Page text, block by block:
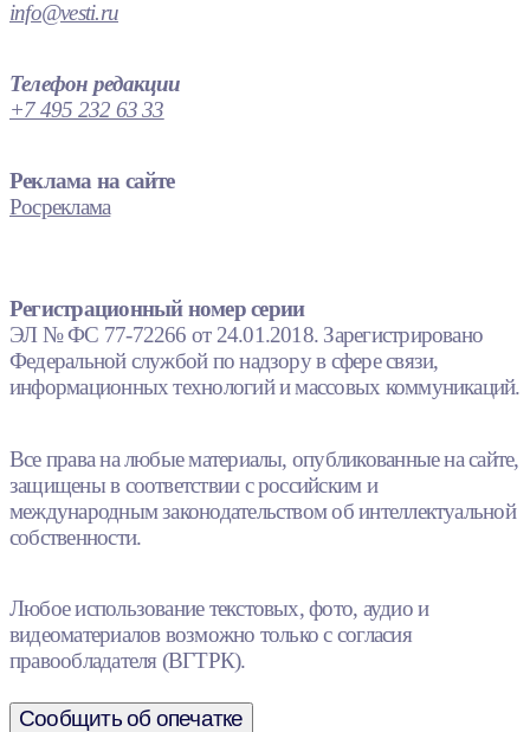
info@vesti.ru
Телефон редакции
+7 495 232 63 33
Реклама на сайте
Росреклама
Регистрационный номер серии
ЭЛ № ФС 77-72266 от 24.01.2018. Зарегистрировано
Федеральной службой по надзору в сфере связи,
информационных технологий и массовых коммуникаций.
Все права на любые материалы, опубликованные на сайте,
защищены в соответствии с российским и
международным законодательством об интеллектуальной
собственности.
Любое использование текстовых, фото, аудио и
видеоматериалов возможно только с согласия
правообладателя (ВГТРК).
Сообщить об опечатке